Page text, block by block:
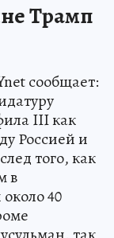
Трамп
сообщает:
III как
Россией и
того, как
в
40